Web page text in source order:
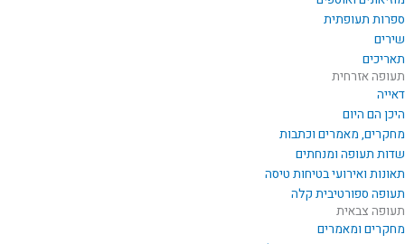
ספרות תעופתית
שירים
תאריכים
תעופה אזרחית
דאייה
היכן הם היום
מחקרים, מאמרים וכתבות
שדות תעופה ומנחתים
תאונות ואירועי בטיחות טיסה
תעופה ספורטיבית קלה
תעופה צבאית
מחקרים ומאמרים